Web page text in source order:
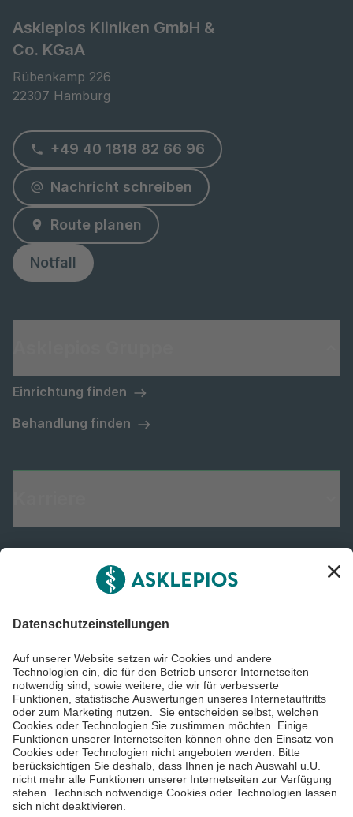
Asklepios Kliniken GmbH &
Co. KGaA
Rübenkamp 226
22307 Hamburg
+49 40 1818 82 66 96
Nachricht schreiben
Route planen
Notfall
Einrichtung finden
Behandlung finden
Informiert bleiben
Impressum
Datenschutzinformationen
Barrierefreiheit